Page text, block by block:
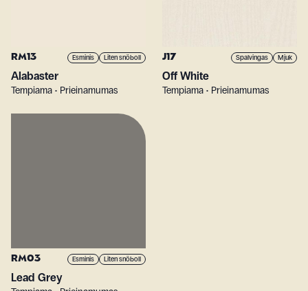
RM13 Esminis Liten snöboll
Alabaster
Tempiama • Prieinamumas
J17 Spalvingas Mjuk
Off White
Tempiama • Prieinamumas
RM03 Esminis Liten snöboll
Lead Grey